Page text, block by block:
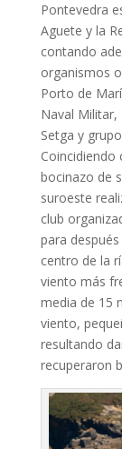
Pontevedra
Aguete y la
contando
organismos
Porto de
Naval Militar,
Setga y
Coincidiendo
bocinazo de
suroeste
club
para
centro de la
viento más
media de 15
viento,
resultando
recuperaron